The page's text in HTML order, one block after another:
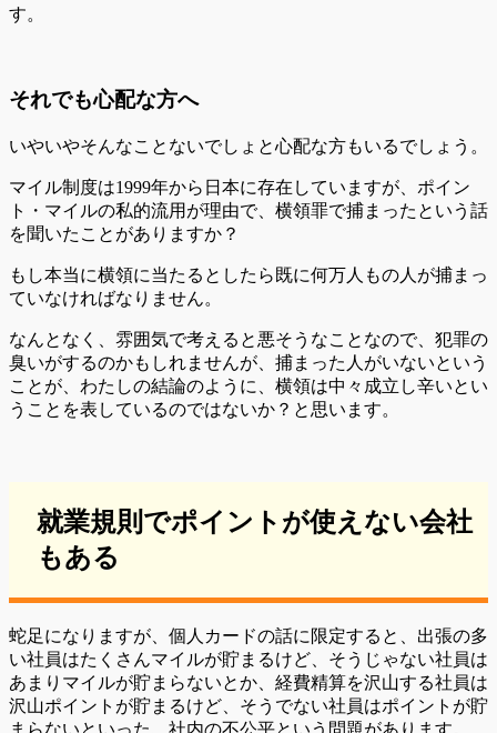
す。
それでも心配な方へ
いやいやそんなことないでしょと心配な方もいるでしょう。
マイル制度は1999年から日本に存在していますが、ポイン
ト・マイルの私的流用が理由で、横領罪で捕まったという話
を聞いたことがありますか？
もし本当に横領に当たるとしたら既に何万人もの人が捕まっ
ていなければなりません。
なんとなく、雰囲気で考えると悪そうなことなので、犯罪の
臭いがするのかもしれませんが、捕まった人がいないという
ことが、わたしの結論のように、横領は中々成立し辛いとい
うことを表しているのではないか？と思います。
就業規則でポイントが使えない会社
もある
蛇足になりますが、個人カードの話に限定すると、出張の多
い社員はたくさんマイルが貯まるけど、そうじゃない社員は
あまりマイルが貯まらないとか、経費精算を沢山する社員は
沢山ポイントが貯まるけど、そうでない社員はポイントが貯
まらないといった、社内の不公平という問題があります。